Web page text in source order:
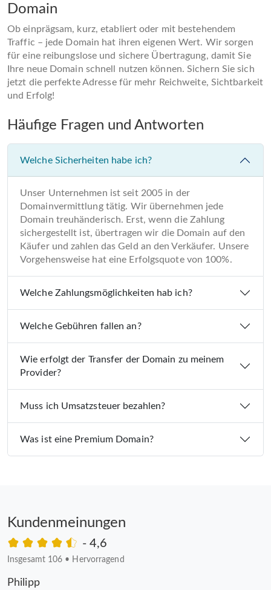
Domain
Ob einprägsam, kurz, etabliert oder mit bestehendem
Traffic – jede Domain hat ihren eigenen Wert. Wir sorgen
für eine reibungslose und sichere Übertragung, damit Sie
Ihre neue Domain schnell nutzen können. Sichern Sie sich
jetzt die perfekte Adresse für mehr Reichweite, Sichtbarkeit
und Erfolg!
Häufige Fragen und Antworten
Welche Sicherheiten habe ich?
Unser Unternehmen ist seit 2005 in der
Domainvermittlung tätig. Wir übernehmen jede
Domain treuhänderisch. Erst, wenn die Zahlung
sichergestellt ist, übertragen wir die Domain auf den
Käufer und zahlen das Geld an den Verkäufer. Unsere
Vorgehensweise hat eine Erfolgsquote von 100%.
Welche Zahlungsmöglichkeiten hab ich?
Welche Gebühren fallen an?
Wie erfolgt der Transfer der Domain zu meinem
Provider?
Muss ich Umsatzsteuer bezahlen?
Was ist eine Premium Domain?
Kundenmeinungen
- 4,6
Insgesamt 106 • Hervorragend
Philipp